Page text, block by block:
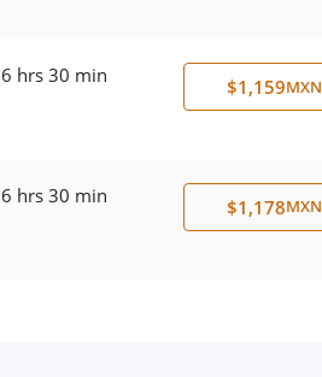
6 hrs 30 min $1,159MXN
6 hrs 30 min $1,178MXN